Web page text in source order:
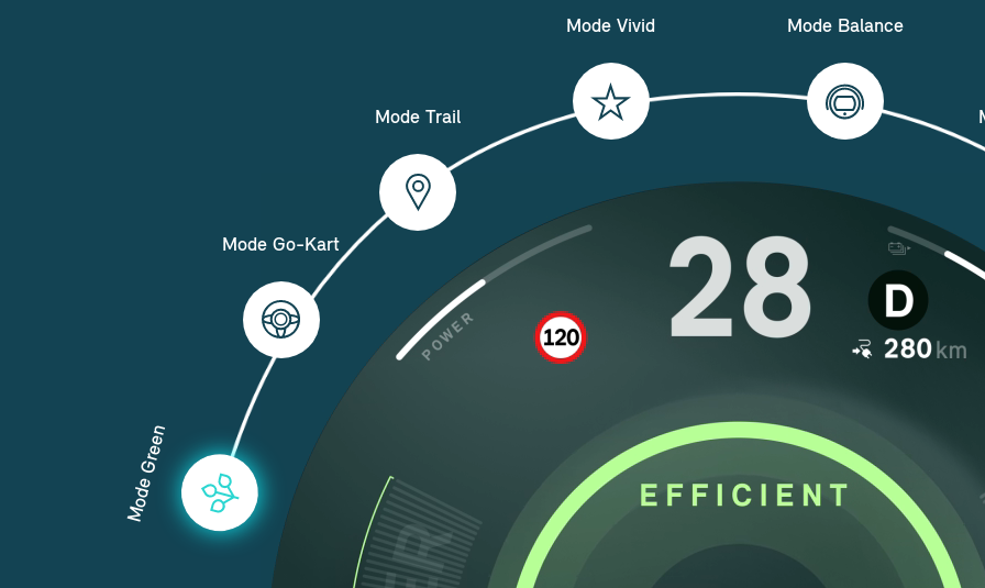
Mode Green
Mode Go-Kart
Mode Trail
Mode Vivid Mode Balance